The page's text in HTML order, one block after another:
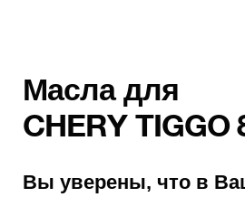
Масла для
CHERY TIGGO
Вы уверены, что в